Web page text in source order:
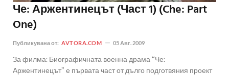
Че: Аржентинецът (Част 1) (Che: Part
One)
Публикувана от: AVTORA.COM 05 Авг. 2009
За филма: Биографичната военна драма “Че:
Аржентинецът” е първата част от дълго подготвяния проект